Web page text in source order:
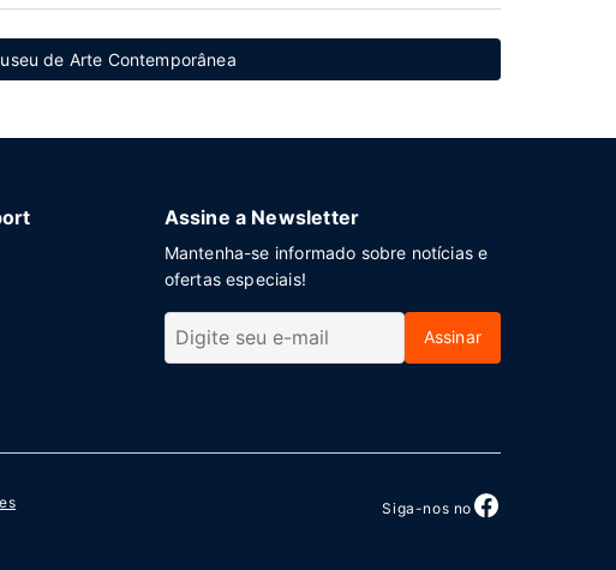
de Arte Contemporânea
Assine a Newsletter
Mantenha-se informado sobre notícias e
ofertas especiais!
Assinar
Siga-nos no